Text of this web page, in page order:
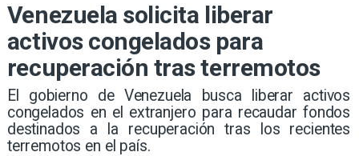
Venezuela solicita liberar
activos congelados para
recuperación tras terremotos
El gobierno de Venezuela busca liberar activos
congelados en el extranjero para recaudar fondos
destinados a la recuperación tras los recientes
terremotos en el país.